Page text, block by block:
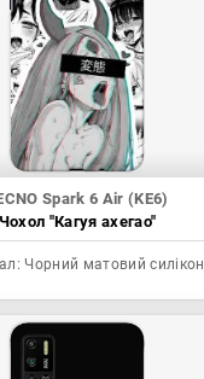
Spark 6 Air (KE6)
Чохол "Кагуя ахегао"
Чорний матовий силікон